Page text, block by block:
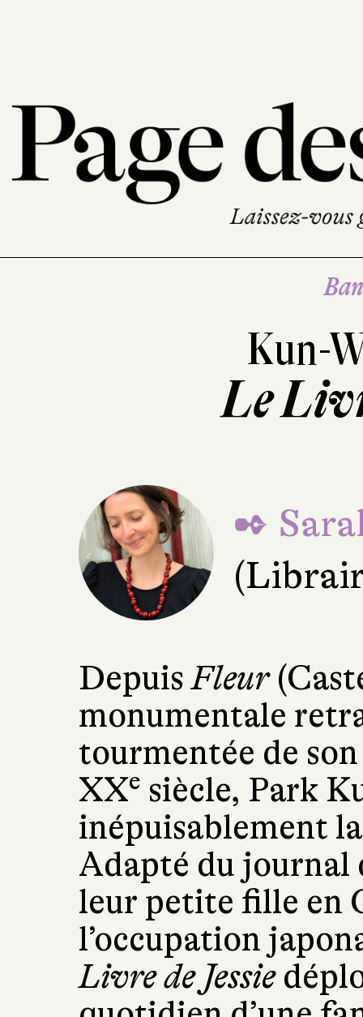
Kun-
Le
✒
DepuisFleur
monumentale
tourmentée de
XXe siècle, Park
inépuisablement
Adapté du journal
leur petite fille en
l’occupation
Livre de Jessie